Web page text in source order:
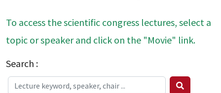
To access the scientific congress lectures, select a
topic or speaker and click on the "Movie" link.
Search :